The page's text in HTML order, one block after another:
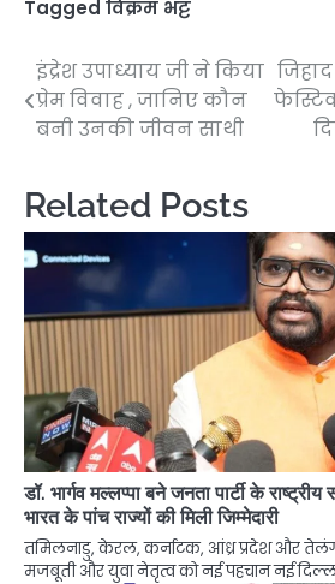
Tagged विक्रम भट्ट
Post
navigation
इंद्रेश उपाध्याय जी ने किया
प्रेम विवाह , जानिए कौन
बनी उनकी जीवन साथी
Related Posts
डॉ. भार्गव मल्लप्पा बने जनता पार्टी के
भारत के पांच राज्यों की मिली जिम्मेदारी
तमिलनाडु, केरल, कर्नाटक, आंध्र प्रदेश और
मजबूती और युवा नेतृत्व को नई पहचान नई